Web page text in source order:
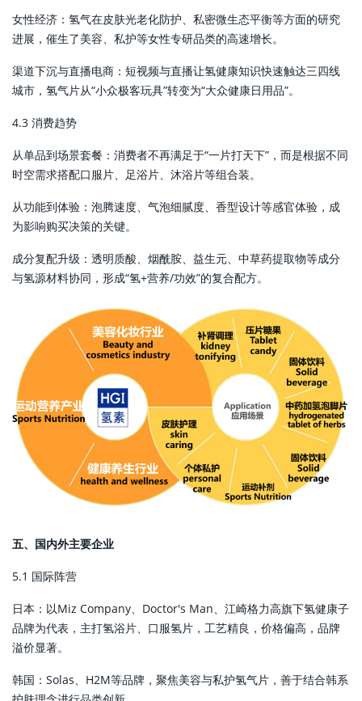
女性经济：氢气在皮肤光老化防护、私密微生态平衡等方面的研究
进展，催生了美容、私护等女性专研品类的高速增长。
渠道下沉与直播电商：短视频与直播让氢健康知识快速触达三四线
城市，氢气片从“小众极客玩具”转变为“大众健康日用品”。
4.3 消费趋势
从单品到场景套餐：消费者不再满足于“一片打天下”，而是根据不同
时空需求搭配口服片、足浴片、沐浴片等组合装。
从功能到体验：泡腾速度、气泡细腻度、香型设计等感官体验，成
为影响购买决策的关键。
成分复配升级：透明质酸、烟酰胺、益生元、中草药提取物等成分
与氢源材料协同，形成“氢+营养/功效”的复合配方。
五、国内外主要企业
5.1 国际阵营
日本：以Miz Company、Doctor's Man、江崎格力高旗下氢健康子
品牌为代表，主打氢浴片、口服氢片，工艺精良，价格偏高，品牌
溢价显著。
韩国：Solas、H2M等品牌，聚焦美容与私护氢气片，善于结合韩系